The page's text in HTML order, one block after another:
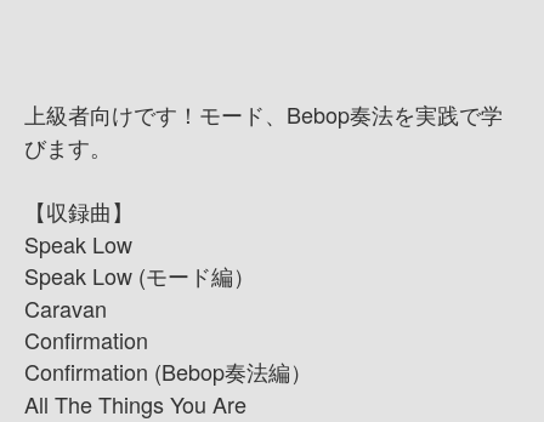
上級者向けです！モード、Bebop奏法を実践で学
びます。
【収録曲】
Speak Low
Speak Low (モード編）
Caravan
Confirmation
Confirmation (Bebop奏法編）
All The Things You Are